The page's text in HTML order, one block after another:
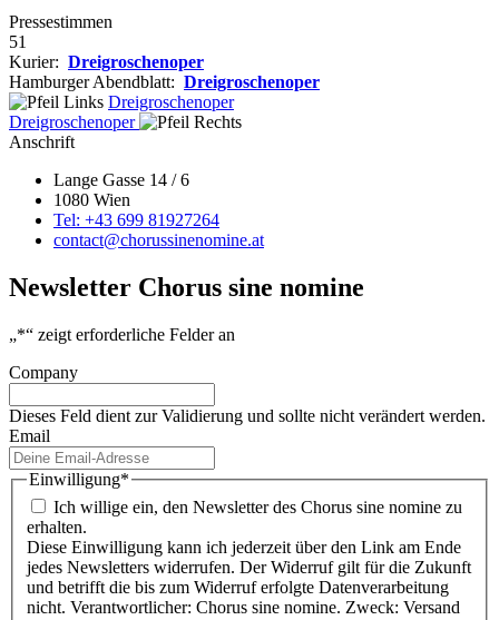
Pressestimmen
51
Kurier: Dreigroschenoper
Hamburger Abendblatt: Dreigroschenoper
Dreigroschenoper
Dreigroschenoper
Anschrift
Lange Gasse 14 / 6
1080 Wien
Tel: +43 699 81927264
contact@chorussinenomine.at
Newsletter Chorus sine nomine
„*“ zeigt erforderliche Felder an
Company
Dieses Feld dient zur Validierung und sollte nicht verändert werden.
Email
Einwilligung*
Ich willige ein, den Newsletter des Chorus sine nomine zu
erhalten.
Diese Einwilligung kann ich jederzeit über den Link am Ende
jedes Newsletters widerrufen. Der Widerruf gilt für die Zukunft
und betrifft die bis zum Widerruf erfolgte Datenverarbeitung
nicht. Verantwortlicher: Chorus sine nomine. Zweck: Versand